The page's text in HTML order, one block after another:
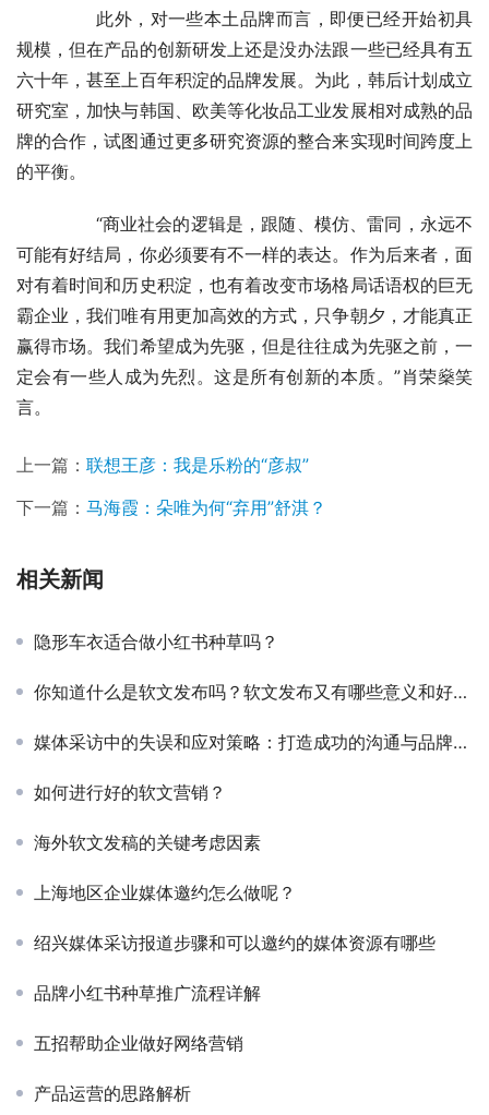
规模，但在产品的创新研发上还是没办法跟一些已经具有五
六十年，甚至上百年积淀的品牌发展。为此，韩后计划成立
研究室，加快与韩国、欧美等化妆品工业发展相对成熟的品
牌的合作，试图通过更多研究资源的整合来实现时间跨度上
的平衡。
可能有好结局，你必须要有不一样的表达。作为后来者，面
对有着时间和历史积淀，也有着改变市场格局话语权的巨无
霸企业，我们唯有用更加高效的方式，只争朝夕，才能真正
赢得市场。我们希望成为先驱，但是往往成为先驱之前，一
定会有一些人成为先烈。这是所有创新的本质。”肖荣燊笑
言。
上一篇： 联想王彦：我是乐粉的“彦叔”
下一篇： 马海霞：朵唯为何“弃用”舒淇？
相关新闻
隐形车衣适合做小红书种草吗？
你知道什么是软文发布吗？软文发布又有哪些意义和好处呢？
媒体采访中的失误和应对策略：打造成功的沟通与品牌形象
如何进行好的软文营销？
海外软文发稿的关键考虑因素
上海地区企业媒体邀约怎么做呢？
绍兴媒体采访报道步骤和可以邀约的媒体资源有哪些
品牌小红书种草推广流程详解
五招帮助企业做好网络营销
产品运营的思路解析